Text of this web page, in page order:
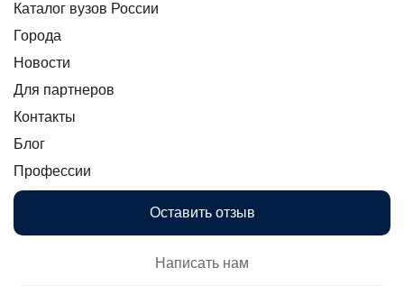
Каталог вузов России
Города
Новости
Для партнеров
Контакты
Блог
Профессии
Оставить отзыв
Написать нам